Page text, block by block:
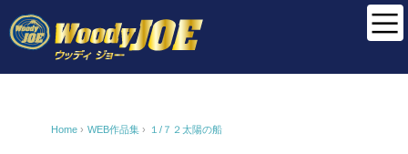
Home › WEB作品集 › １/７２太陽の船